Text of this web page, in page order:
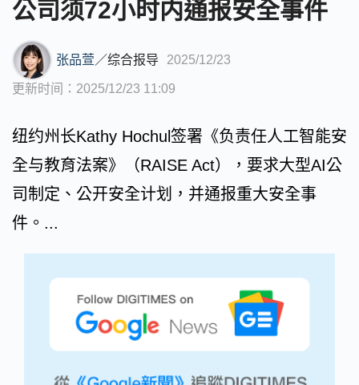
公司须72小时内通报安全事件
张品萱 ／综合报导 2025/12/23
更新时间：2025/12/23 11:09
纽约州长Kathy Hochul签署《负责任人工智能安
全与教育法案》（RAISE Act），要求大型AI公
司制定、公开安全计划，并通报重大安全事
件。...